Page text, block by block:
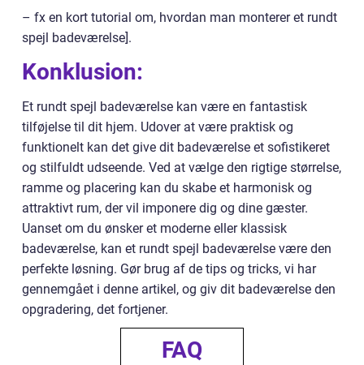
– fx en kort tutorial om, hvordan man monterer et rundt
spejl badeværelse].
Konklusion:
Et rundt spejl badeværelse kan være en fantastisk
tilføjelse til dit hjem. Udover at være praktisk og
funktionelt kan det give dit badeværelse et sofistikeret
og stilfuldt udseende. Ved at vælge den rigtige størrelse,
ramme og placering kan du skabe et harmonisk og
attraktivt rum, der vil imponere dig og dine gæster.
Uanset om du ønsker et moderne eller klassisk
badeværelse, kan et rundt spejl badeværelse være den
perfekte løsning. Gør brug af de tips og tricks, vi har
gennemgået i denne artikel, og giv dit badeværelse den
opgradering, det fortjener.
FAQ